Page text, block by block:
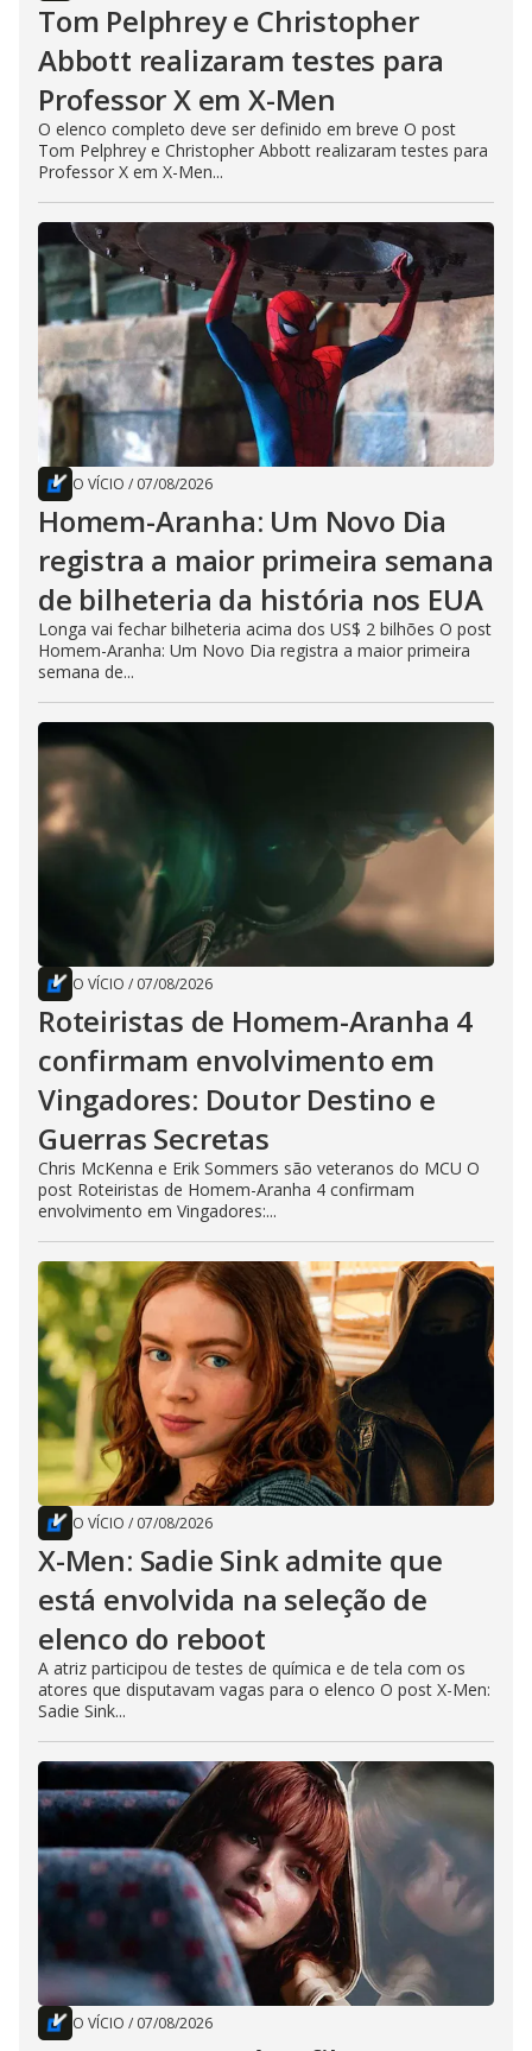
Tom Pelphrey e Christopher
Abbott realizaram testes para
Professor X em X-Men
O elenco completo deve ser definido em breve O post
Tom Pelphrey e Christopher Abbott realizaram testes para
Professor X em X-Men...
O VÍCIO / 07/08/2026
Homem-Aranha: Um Novo Dia
registra a maior primeira semana
de bilheteria da história nos EUA
Longa vai fechar bilheteria acima dos US$ 2 bilhões O post
Homem-Aranha: Um Novo Dia registra a maior primeira
semana de...
O VÍCIO / 07/08/2026
Roteiristas de Homem-Aranha 4
confirmam envolvimento em
Vingadores: Doutor Destino e
Guerras Secretas
Chris McKenna e Erik Sommers são veteranos do MCU O
post Roteiristas de Homem-Aranha 4 confirmam
envolvimento em Vingadores:...
O VÍCIO / 07/08/2026
X-Men: Sadie Sink admite que
está envolvida na seleção de
elenco do reboot
A atriz participou de testes de química e de tela com os
atores que disputavam vagas para o elenco O post X-Men:
Sadie Sink...
O VÍCIO / 07/08/2026